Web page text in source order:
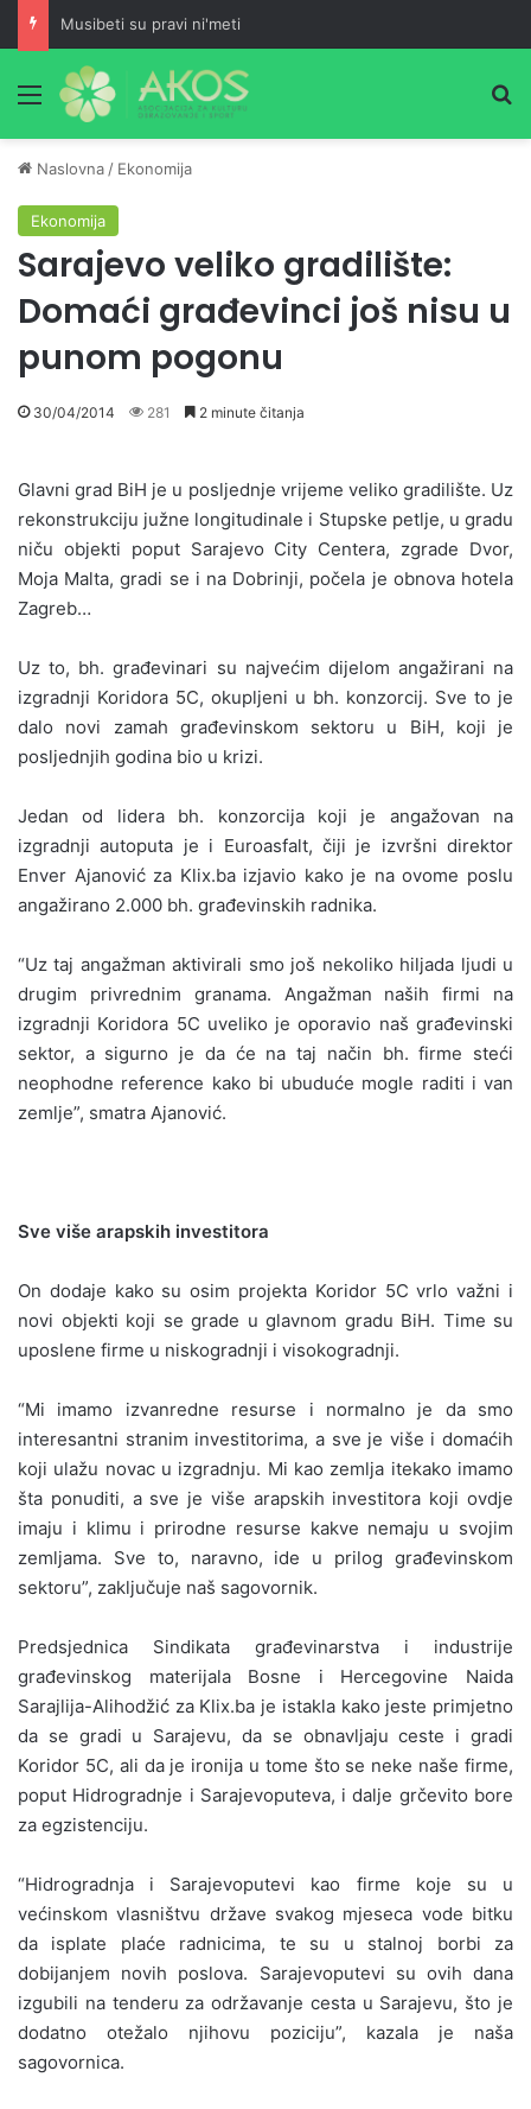
Musibeti su pravi ni'meti
Meni
Naslovna / Ekonomija
Ekonomija
Sarajevo veliko gradilište:
Domaći građevinci još nisu u
punom pogonu
30/04/2014 281 2 minute čitanja
Glavni grad BiH je u posljednje vrijeme veliko gradilište. Uz
rekonstrukciju južne longitudinale i Stupske petlje, u gradu
niču objekti poput Sarajevo City Centera, zgrade Dvor,
Moja Malta, gradi se i na Dobrinji, počela je obnova hotela
Zagreb…
Uz to, bh. građevinari su najvećim dijelom angažirani na
izgradnji Koridora 5C, okupljeni u bh. konzorcij. Sve to je
dalo novi zamah građevinskom sektoru u BiH, koji je
posljednjih godina bio u krizi.
Jedan od lidera bh. konzorcija koji je angažovan na
izgradnji autoputa je i Euroasfalt, čiji je izvršni direktor
Enver Ajanović za Klix.ba izjavio kako je na ovome poslu
angažirano 2.000 bh. građevinskih radnika.
“Uz taj angažman aktivirali smo još nekoliko hiljada ljudi u
drugim privrednim granama. Angažman naših firmi na
izgradnji Koridora 5C uveliko je oporavio naš građevinski
sektor, a sigurno je da će na taj način bh. firme steći
neophodne reference kako bi ubuduće mogle raditi i van
zemlje”, smatra Ajanović.
Sve više arapskih investitora
On dodaje kako su osim projekta Koridor 5C vrlo važni i
novi objekti koji se grade u glavnom gradu BiH. Time su
uposlene firme u niskogradnji i visokogradnji.
“Mi imamo izvanredne resurse i normalno je da smo
interesantni stranim investitorima, a sve je više i domaćih
koji ulažu novac u izgradnju. Mi kao zemlja itekako imamo
šta ponuditi, a sve je više arapskih investitora koji ovdje
imaju i klimu i prirodne resurse kakve nemaju u svojim
zemljama. Sve to, naravno, ide u prilog građevinskom
sektoru”, zaključuje naš sagovornik.
Predsjednica Sindikata građevinarstva i industrije
građevinskog materijala Bosne i Hercegovine Naida
Sarajlija-Alihodžić za Klix.ba je istakla kako jeste primjetno
da se gradi u Sarajevu, da se obnavljaju ceste i gradi
Koridor 5C, ali da je ironija u tome što se neke naše firme,
poput Hidrogradnje i Sarajevoputeva, i dalje grčevito bore
za egzistenciju.
“Hidrogradnja i Sarajevoputevi kao firme koje su u
većinskom vlasništvu države svakog mjeseca vode bitku
da isplate plaće radnicima, te su u stalnoj borbi za
dobijanjem novih poslova. Sarajevoputevi su ovih dana
izgubili na tenderu za održavanje cesta u Sarajevu, što je
dodatno otežalo njihovu poziciju”, kazala je naša
sagovornica.